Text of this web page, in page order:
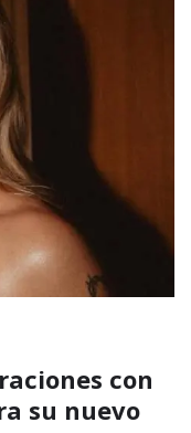
con
su nuevo